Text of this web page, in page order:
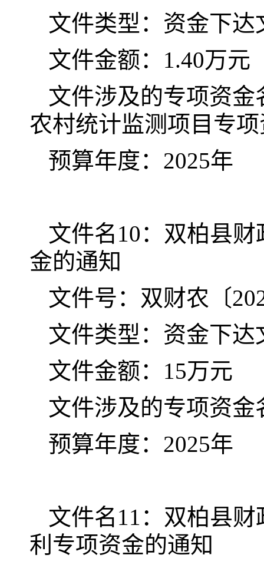
文件类型：资金下达
文件金额：1.40万元
文件涉及的专项资
农村统计监测项目专
预算年度：2025年
文件名10：双柏县
金的通知
文件号：双财农〔
文件类型：资金下达
文件金额：15万元
文件涉及的专项资
预算年度：2025年
文件名11：双柏县
利专项资金的通知